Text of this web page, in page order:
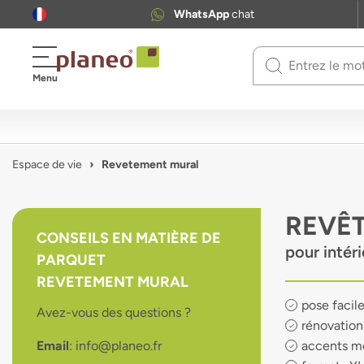
WhatsAppchat
Menu
Use
arrows
Press
selected
search
result.
Espace de vie Revetement mural
CONSEILS EN MATIÈRE DE
PARQUET
REVETEMENT MURAL
Avez-vous des questions ?
Email: info@planeo.fr
pour
pose
accents